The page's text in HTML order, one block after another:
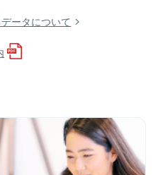
ータについて